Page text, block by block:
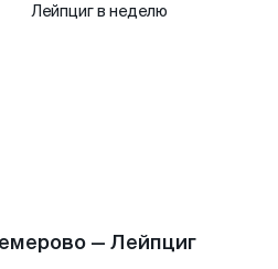
Лейпциг в неделю
— Лейпциг